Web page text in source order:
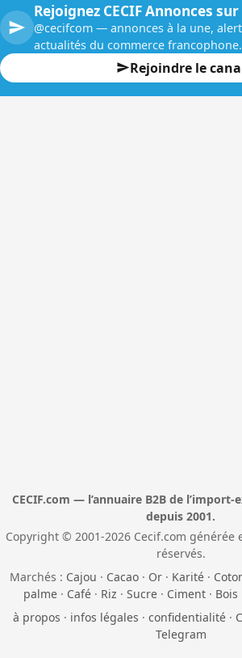
Rejoignez CECIF Annonces
@cecifcom — annonces à la une,
actualités du commerce francophone.
Rejoindre le
CECIF.com — l’annuaire B2B de
depuis 2001.
Copyright © 2001-2026 Cecif.com générée
réservés.
Marchés : Cajou · Cacao · Or · Karité ·
palme· Café· Riz · Sucre· Ciment· Bois
à propos · infos légales · confidentialité ·
Telegram